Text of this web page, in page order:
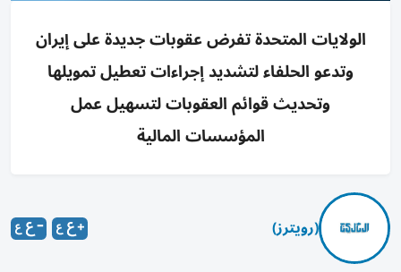
الولايات المتحدة تفرض عقوبات جديدة على إيران
وتدعو الحلفاء لتشديد إجراءات تعطيل تمويلها
وتحديث قوائم العقوبات لتسهيل عمل
المؤسسات المالية
(رويترز)